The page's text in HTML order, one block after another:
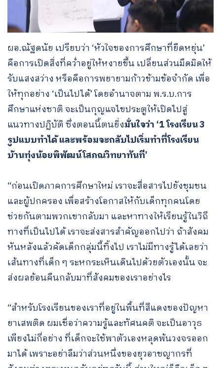
ผอ.ณัฐดนัย เปรียบว่า ‘หัวใจของการศึกษาที่ยืดหยุ่น’
คือการเปิดสิ่งที่คว่ำอยู่ให้หงายขึ้น เปลี่ยนส่วนมืดมิดให้
รับแสงสว่าง หรือคือการพยายามก้าวข้ามข้อจำกัด เพื่อ
ให้ทุกอย่าง ‘เป็นไปได้’ โดยอำนาจตาม พ.ร.บ.การ
ศึกษาแห่งชาติ จะเป็นกุญแจไขประตูให้เปิดไปสู่
แนวทางปฏิบัติ ซึ่งตอนนี้ตนยิ่งมั่นใจว่า ‘1 โรงเรียน 3
รูปแบบทำได้ และพร้อมจะกลับไปเริ่มทำที่โรงเรียน
บ้านทุ่งน้อยพิพัฒน์โสภณวิทยาทันที’
“ก่อนเปิดภาคการศึกษาใหม่ เราจะสื่อสารไปยังชุมชน
และผู้ปกครอง เพื่อสร้างโอกาสให้กับเด็กทุกคนโดย
ช่วยกันตามพวกเขากลับมา และหาทางให้เรียนรู้ในวิถี
ทางที่เป็นไปได้ เราจะส่งสารสำคัญออกไปว่า ถ้าสังคม
หันหลังแล้วคัดเด็กกลุ่มนี้ทิ้งไป เราไม่มีทางรู้ได้เลยว่า
เส้นทางที่เด็ก ๆ ระหกระเหินเดินไปด้วยตัวเองนั้น จะ
ส่งผลย้อนคืนกลับมาที่สังคมของเราอย่างไร
“สำหรับโรงเรียนของเราที่อยู่ในพื้นที่สีแดงของปัญหา
ยาเสพติด ผมเชื่อว่าความรู้และทัศนคติ จะเป็นอาวุธ
เพียงไม่กี่อย่าง ที่เด็กจะใช้พาตัวเองหลุดพ้นวงจรออก
มาได้ เพราะอย่าลืมว่าส่วนหนึ่งของยุวอาชญากรที่